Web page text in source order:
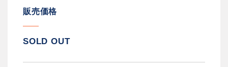
販売価格
SOLD OUT